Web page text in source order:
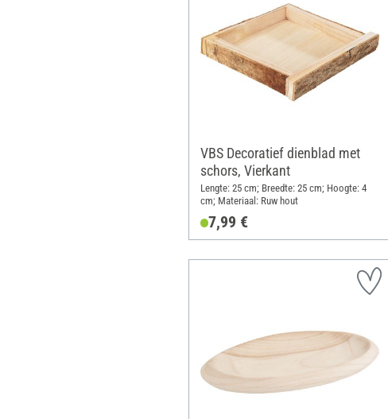
VBS Decoratief dienblad met
schors, Vierkant
Lengte: 25 cm; Breedte: 25 cm; Hoogte: 4
cm; Materiaal: Ruw hout
7,99 €